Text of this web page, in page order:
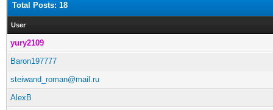
Total Posts: 18
User
yury2109
Baron197777
steiwand_roman@mail.ru
AlexB